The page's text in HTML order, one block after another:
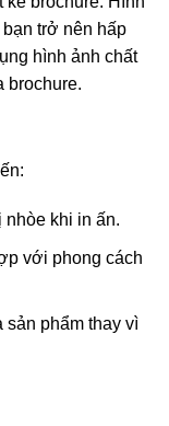
trở nên hấp
hình ảnh chất
brochure.
khi in ấn.
với phong cách
sản phẩm thay vì